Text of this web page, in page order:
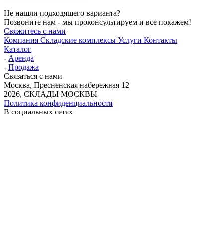
Не нашли подходящего варианта?
Позвоните нам - мы проконсультируем и все покажем!
Свяжитесь с нами
Компания Складские комплексы Услуги Контакты
Каталог
- Аренда
- Продажа
Связаться с нами
Москва, Пресненская набережная 12
2026, СКЛАДЫ МОСКВЫ
Политика конфиденциальности
В социальных сетях